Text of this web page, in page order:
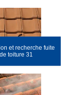
et recherche fuite
de toiture 31